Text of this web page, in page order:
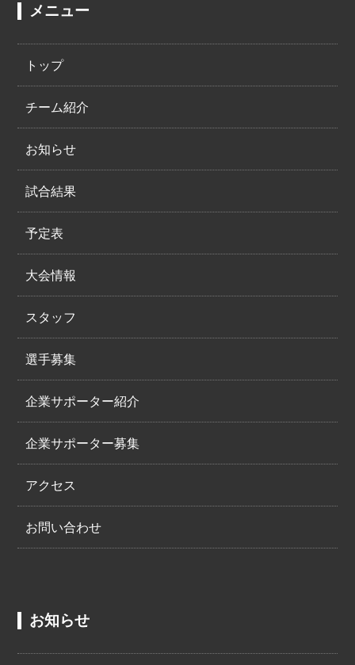
メニュー
トップ
チーム紹介
お知らせ
試合結果
予定表
大会情報
スタッフ
選手募集
企業サポーター紹介
企業サポーター募集
アクセス
お問い合わせ
お知らせ